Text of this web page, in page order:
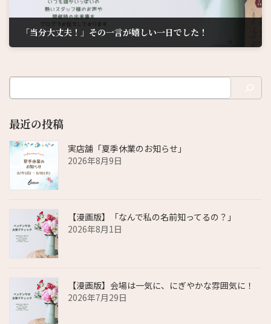
「当分大丈夫！」その一言が嬉しい一日でした！
最近の投稿
実店舗「夏季休業のお知らせ」
2026年8月9日
【漫画版】「なんで私の名前知ってるの？」
2026年8月1日
【漫画版】会場は一気に、にぎやかな雰囲気に！
2026年7月29日